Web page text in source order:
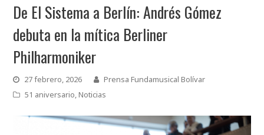
De El Sistema a Berlín: Andrés Gómez
debuta en la mítica Berliner
Philharmoniker
27 febrero, 2026
Prensa Fundamusical Bolívar
51 aniversario,Noticias